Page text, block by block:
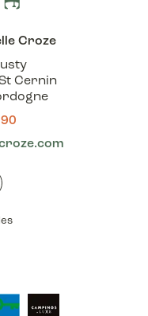
Croze
Cernin